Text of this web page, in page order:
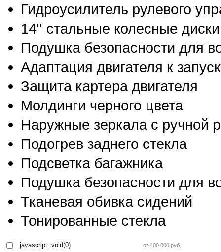
Гидроусилитель рулевого
14'' стальные колесные
Подушка безопасности для
Адаптация двигателя к
Защита картера двигателя
Молдинги черного цвета
Наружные зеркала с ручной
Подогрев заднего стекла
Подсветка багажника
Подушка безопасности для
Тканевая обивка сидений
Тонированные стекла
javascript: void(0) от 400 000 руб.